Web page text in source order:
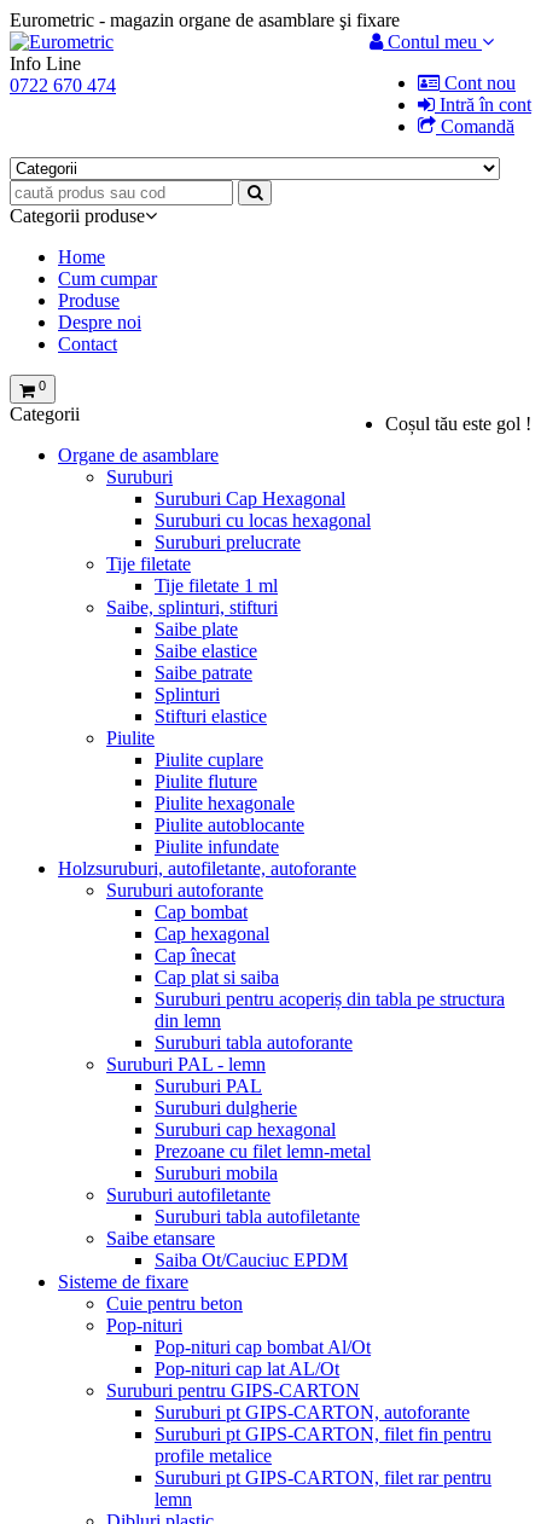
Eurometric - magazin organe de asamblare şi fixare
Contul meu
Cont nou
Intră în cont
Comandă
Info Line
0722 670 474
Categorii produse
Home
Cum cumpar
Produse
Despre noi
Contact
0
Coșul tău este gol !
Categorii
Organe de asamblare
Suruburi
Suruburi Cap Hexagonal
Suruburi cu locas hexagonal
Suruburi prelucrate
Tije filetate
Tije filetate 1 ml
Saibe, splinturi, stifturi
Saibe plate
Saibe elastice
Saibe patrate
Splinturi
Stifturi elastice
Piulite
Piulite cuplare
Piulite fluture
Piulite hexagonale
Piulite autoblocante
Piulite infundate
Holzsuruburi, autofiletante, autoforante
Suruburi autoforante
Cap bombat
Cap hexagonal
Cap înecat
Cap plat si saiba
Suruburi pentru acoperiș din tabla pe structura
din lemn
Suruburi tabla autoforante
Suruburi PAL - lemn
Suruburi PAL
Suruburi dulgherie
Suruburi cap hexagonal
Prezoane cu filet lemn-metal
Suruburi mobila
Suruburi autofiletante
Suruburi tabla autofiletante
Saibe etansare
Saiba Ot/Cauciuc EPDM
Sisteme de fixare
Cuie pentru beton
Pop-nituri
Pop-nituri cap bombat Al/Ot
Pop-nituri cap lat AL/Ot
Suruburi pentru GIPS-CARTON
Suruburi pt GIPS-CARTON, autoforante
Suruburi pt GIPS-CARTON, filet fin pentru
profile metalice
Suruburi pt GIPS-CARTON, filet rar pentru
lemn